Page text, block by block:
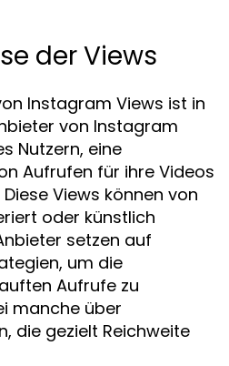
der Views
Instagram Views ist in
von Instagram
Nutzern, eine
Aufrufen für ihre Videos
Views können von
oder künstlich
setzen auf
um die
Aufrufe zu
manche über
die gezielt Reichweite